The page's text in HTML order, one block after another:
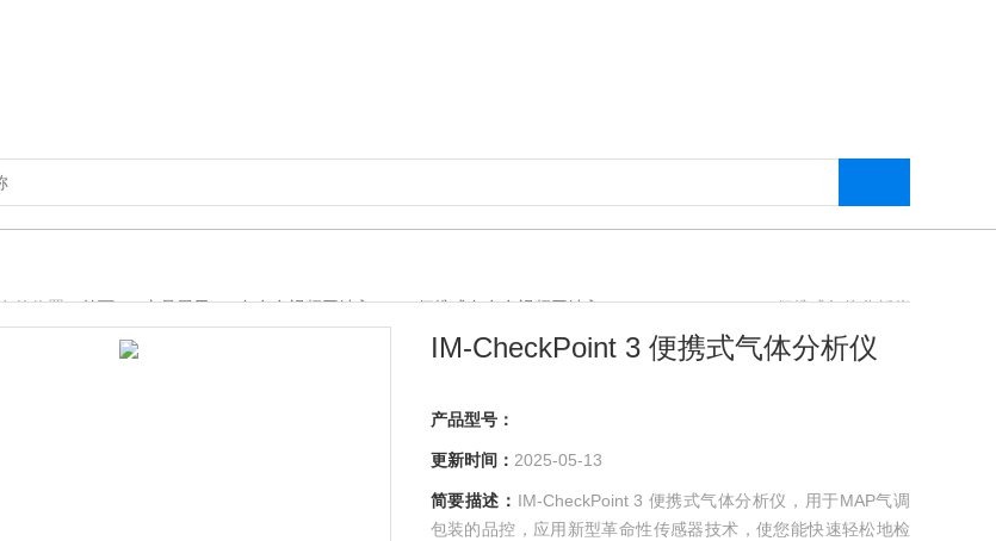
位置：首页>产品展示>色多多视频网站入口>便携式色多多视频网站入口> IM-CheckPoint 3 便携式气体分析仪
IM-CheckPoint 3 便携式气体分析仪
产品型号：
更新时间： 2025-05-13
简要描述： IM-CheckPoint 3 便携式气体分析仪，用于MAP气调
包装的品控，应用新型革命性传感器技术，使您能快速轻松地检